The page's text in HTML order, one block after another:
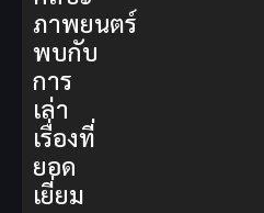
ภาพยนตร์
พบกับ
การ
เล่า
เรื่องที่
ยอด
เยี่ยม